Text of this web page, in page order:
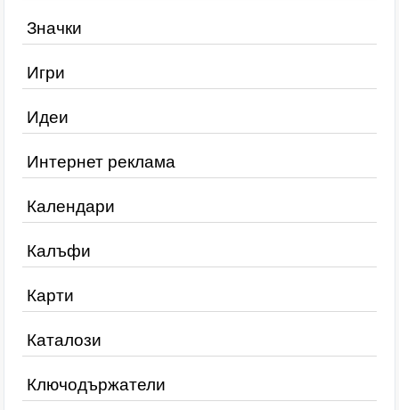
Значки
Игри
Идеи
Интернет реклама
Календари
Калъфи
Карти
Каталози
Ключодържатели